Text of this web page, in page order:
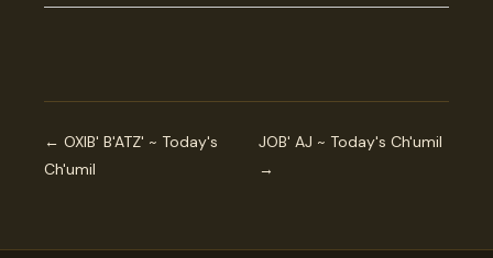
← OXIB' B'ATZ' ~ Today's
Ch'umil
JOB' AJ ~ Today's Ch'umil
→